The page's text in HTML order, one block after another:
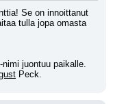
Se on innoittanut
tulla jopa omasta
juontuu paikalle.
Peck.